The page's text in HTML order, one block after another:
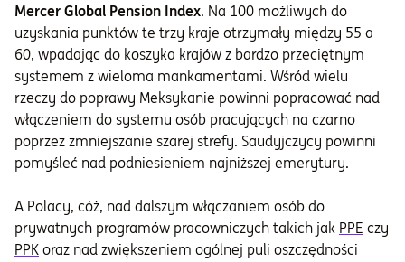
Mercer Global Pension Index. Na 100 możliwych do
uzyskania punktów te trzy kraje otrzymały między 55 a
60, wpadając do koszyka krajów z bardzo przeciętnym
systemem z wieloma mankamentami. Wśród wielu
rzeczy do poprawy Meksykanie powinni popracować nad
włączeniem do systemu osób pracujących na czarno
poprzez zmniejszanie szarej strefy. Saudyjczycy powinni
pomyśleć nad podniesieniem najniższej emerytury.
A Polacy, cóż, nad dalszym włączaniem osób do
prywatnych programów pracowniczych takich jak PPE czy
PPK oraz nad zwiększeniem ogólnej puli oszczędności